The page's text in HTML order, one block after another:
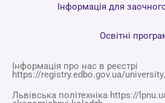
Інформація для
Освітні
Інформація про нас в реєстрі
https://registry.edbo.gov.ua/
Львівська політехніка https://